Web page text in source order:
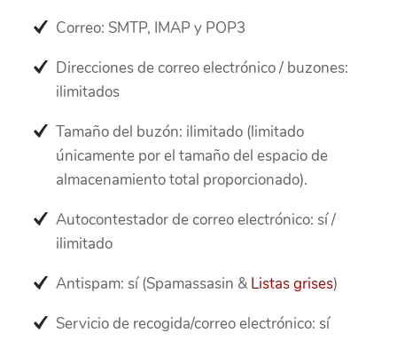
Correo: SMTP, IMAP y POP3
Direcciones de correo electrónico / buzones:
ilimitados
Tamaño del buzón: ilimitado (limitado
únicamente por el tamaño del espacio de
almacenamiento total proporcionado).
Autocontestador de correo electrónico: sí /
ilimitado
Antispam: sí (Spamassasin & Listas grises)
Servicio de recogida/correo electrónico: sí